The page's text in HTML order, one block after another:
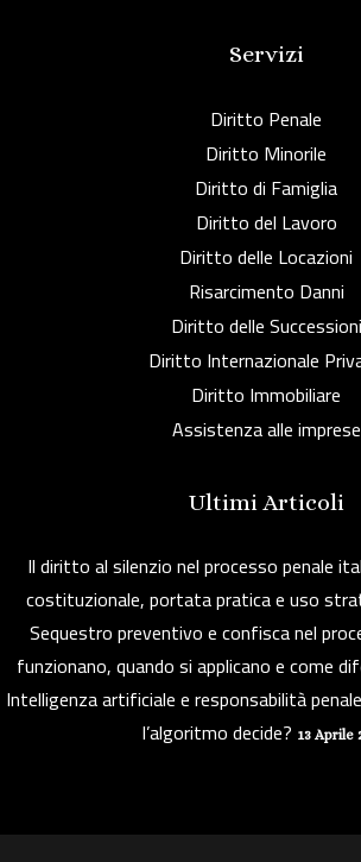
Servizi
Diritto Penale
Diritto Minorile
Diritto di Famiglia
Diritto del Lavoro
Diritto delle Locazioni
Risarcimento Danni
Diritto delle Successioni
Diritto Internazionale
Diritto Immobiliare
Assistenza alle imprese
Ultimi Articoli
Il diritto al silenzio nel processo penale
costituzionale, portata pratica e uso
Sequestro preventivo e confisca nel
funzionano, quando si applicano e come
Intelligenza artificiale e responsabilità
l’algoritmo decide? 13 Aprile